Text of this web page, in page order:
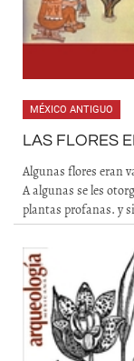
MÉXICO ANTIGUO
LAS FLORES
Algunas flores eran
A algunas se les
plantas profanas. y